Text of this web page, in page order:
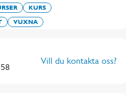
KURS
VUXNA
Vill du kontakta oss?